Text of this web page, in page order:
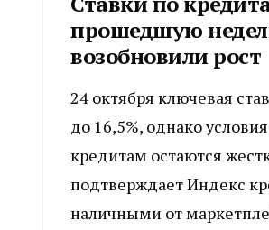
прошедшую
возобновили рост
24 октября ключевая
до 16,5%, однако
кредитам остаются
подтверждает Индекс
наличными от